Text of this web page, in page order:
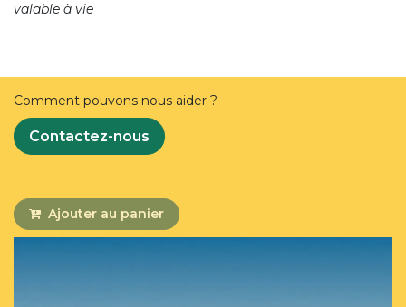
valable à vie
Comment pouvons nous aider ?
Contactez-nous
Ajouter au panier